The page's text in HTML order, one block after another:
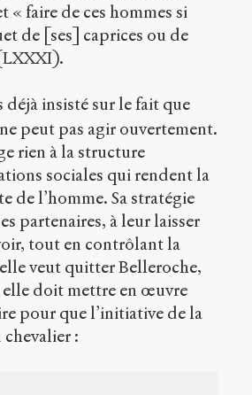
« faire de ces hommes si
de [ses] caprices ou de
déjà insisté sur le fait que
peut pas agir ouvertement.
rien à la structure
sociales qui rendent la
de l’homme. Sa stratégie
partenaires, à leur laisser
tout en contrôlant la
veut quitter Belleroche,
elle doit mettre en œuvre
pour que l’initiative de la
: